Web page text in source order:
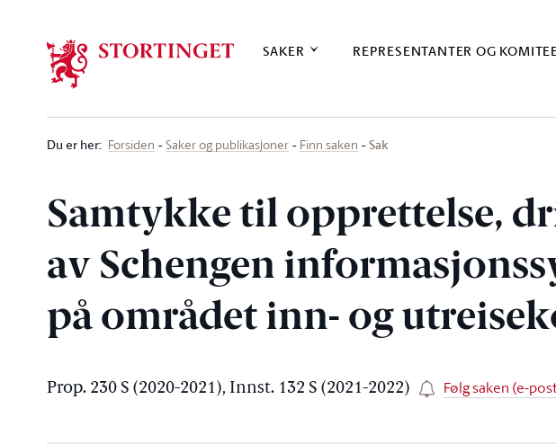
SAKER REPRESENTANTER OG
Du er her: Forsiden Saker og publikasjoner Finn saken Sak
Samtykke til opprettelse,
av Schengen
på området inn- og
Prop. 230 S (2020-2021), Innst. 132 S (2021-2022) Følg saken (e-